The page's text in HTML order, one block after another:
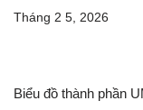
Tháng 2 5, 2026
Biểu đồ thành phần